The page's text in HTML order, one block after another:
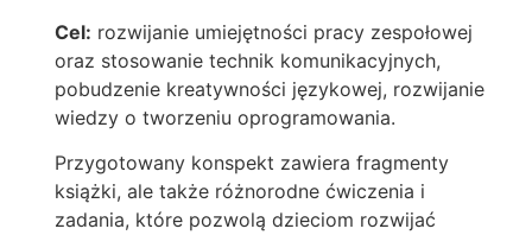
Cel: rozwijanie umiejętności pracy zespołowej
oraz stosowanie technik komunikacyjnych,
pobudzenie kreatywności językowej, rozwijanie
wiedzy o tworzeniu oprogramowania.
Przygotowany konspekt zawiera fragmenty
książki, ale także różnorodne ćwiczenia i
zadania, które pozwolą dzieciom rozwijać